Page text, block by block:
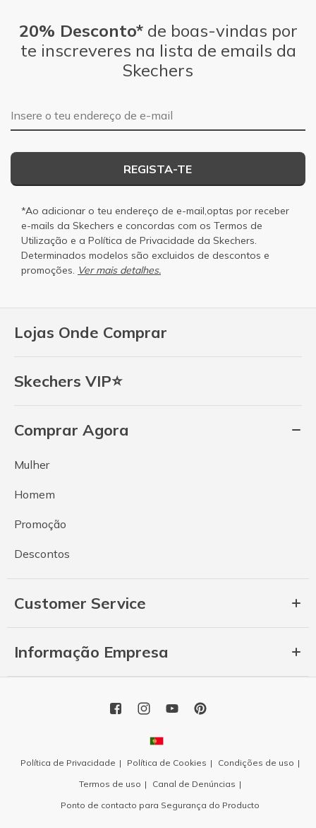
Lojas Onde Comprar
Skechers VIP⭐
Comprar Agora
Mulher
Homem
Promoção
Descontos
Customer Service
Informação Empresa
20% Desconto*de boas-vindas por
te inscreveres na lista de emails da
Skechers
Endereço de e-mail
REGISTA-TE
*Ao adicionar o teu endereço de e-mail,optas por receber
e-mails da Skechers e concordas com os Termos de
Utilização e a Política de Privacidade da Skechers.
Determinados modelos são excluidos de descontos e
promoções. Ver mais detalhes.
Política de Privacidade Política de Cookies
Condições de uso
Termos de uso
Canal de Denúncias
Ponto de contacto para Segurança do Producto